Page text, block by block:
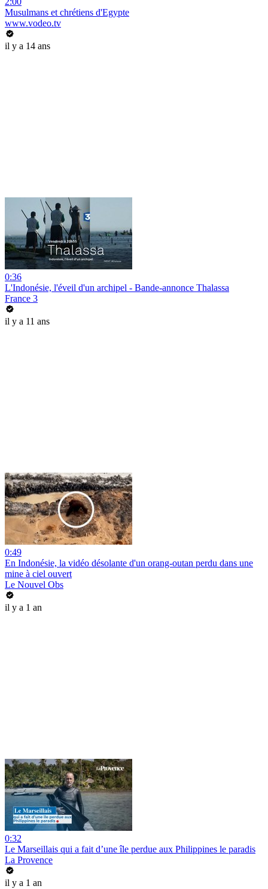
Musulmans et chrétiens d'Egypte
www.vodeo.tv
il y a 14 ans
0:36
L'Indonésie, l'éveil d'un archipel - Bande-annonce Thalassa
France 3
il y a 11 ans
0:49
En Indonésie, la vidéo désolante d'un orang-outan perdu dans une
mine à ciel ouvert
Le Nouvel Obs
il y a 1 an
0:32
Le Marseillais qui a fait d’une île perdue aux Philippines le paradis
La Provence
il y a 1 an